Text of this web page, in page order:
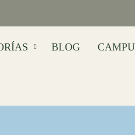
BLOG